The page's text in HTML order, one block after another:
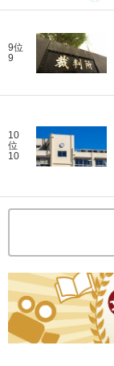
9位
9
10
位
10